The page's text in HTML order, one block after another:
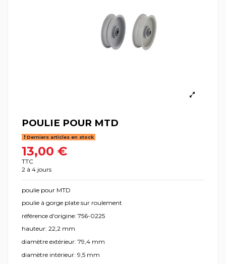
POULIE POUR MTD
Derniers articles en stock
13,00 €
TTC
2 à 4 jours
poulie pour MTD
poulie à gorge plate sur roulement
référence d'origine: 756-0225
hauteur: 22,2 mm
diamètre extérieur: 79,4 mm
diamètre intérieur: 9,5 mm